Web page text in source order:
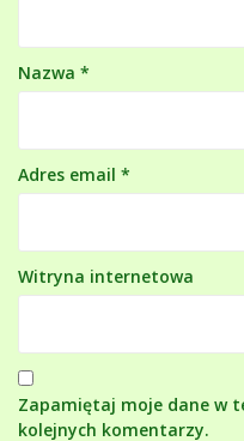
Nazwa *
Adres email *
Witryna internetowa
Zapamiętaj moje dane w
kolejnych komentarzy.